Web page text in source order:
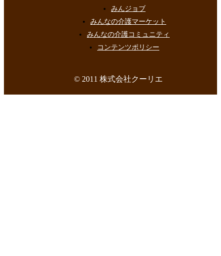
みんジョブ
みんなの介護マーケット
みんなの介護コミュニティ
コンテンツポリシー
© 2011 株式会社クーリエ